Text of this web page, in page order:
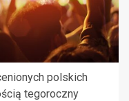
polskich
tegoroczny